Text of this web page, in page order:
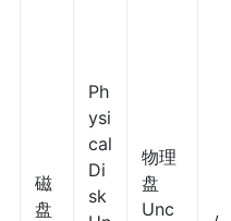
磁
盘
Ph
ysi
cal
Di
sk
物理
盘
Unc